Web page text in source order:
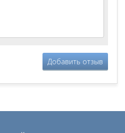
Добавить отзыв